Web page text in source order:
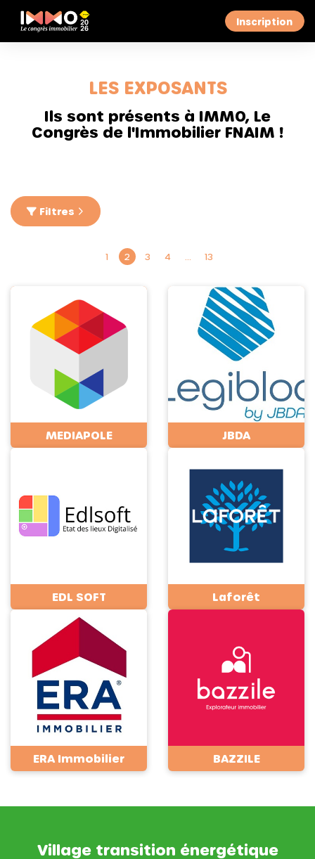
Inscription
LES EXPOSANTS
Ils sont présents à IMMO, Le
Congrès de l'Immobilier FNAIM !
Filtres
1 2 3 4 13
MEDIAPOLE JBDA
EDL SOFT Laforêt
ERA Immobilier BAZZILE
Village transition énergétique